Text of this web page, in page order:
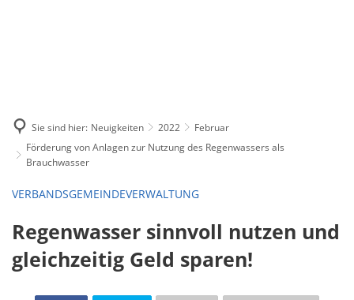
Sie sind hier: Neuigkeiten 2022
Februar
Förderung von Anlagen zur Nutzung des Regenwassers als
Brauchwasser
VERBANDSGEMEINDEVERWALTUNG
Regenwasser sinnvoll nutzen und
gleichzeitig Geld sparen!